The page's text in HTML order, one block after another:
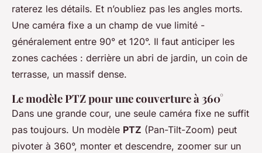
raterez les détails. Et n’oubliez pas les angles morts.
Une caméra fixe a un champ de vue limité -
généralement entre 90° et 120°. Il faut anticiper les
zones cachées : derrière un abri de jardin, un coin de
terrasse, un massif dense.
Le modèle PTZ pour une couverture à 360°
Dans une grande cour, une seule caméra fixe ne suffit
pas toujours. Un modèle PTZ (Pan-Tilt-Zoom) peut
pivoter à 360°, monter et descendre, zoomer sur un